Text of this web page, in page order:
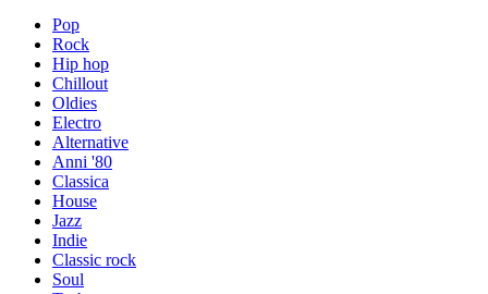
Pop
Rock
Hip hop
Chillout
Oldies
Electro
Alternative
Anni '80
Classica
House
Jazz
Indie
Classic rock
Soul